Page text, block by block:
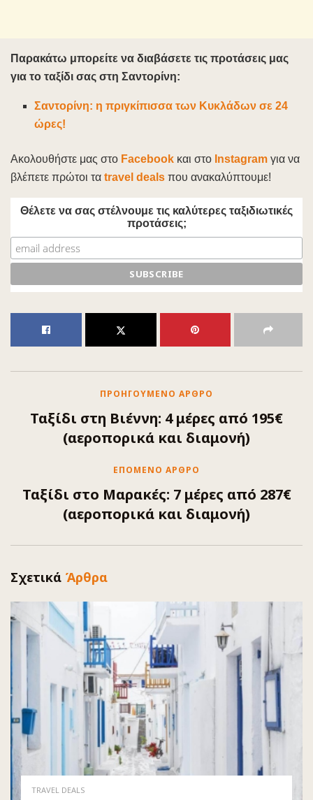
Παρακάτω μπορείτε να διαβάσετε τις προτάσεις μας
για το ταξίδι σας στη Σαντορίνη:
Σαντορίνη: η πριγκίπισσα των Κυκλάδων σε 24
ώρες!
Ακολουθήστε μας στο Facebook και στο Instagram για να
βλέπετε πρώτοι τα travel deals που ανακαλύπτουμε!
Θέλετε να σας στέλνουμε τις καλύτερες ταξιδιωτικές
προτάσεις;
ΠΡΟΗΓΟΎΜΕΝΟ ΆΡΘΡΟ
Ταξίδι στη Βιέννη: 4 μέρες από 195€
(αεροπορικά και διαμονή)
ΕΠΌΜΕΝΟ ΆΡΘΡΟ
Ταξίδι στο Μαρακές: 7 μέρες από 287€
(αεροπορικά και διαμονή)
Σχετικά Άρθρα
TRAVEL DEALS